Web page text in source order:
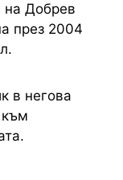
на Добрев
през 2004
в негова
към